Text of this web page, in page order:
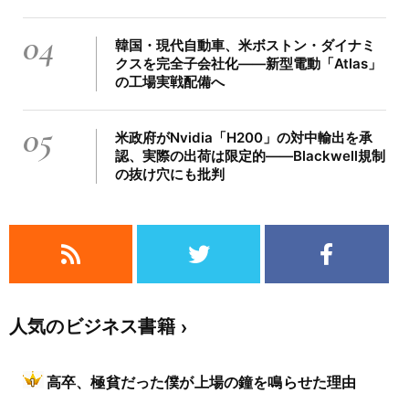
04
韓国・現代自動車、米ボストン・ダイナミ
クスを完全子会社化――新型電動「Atlas」
の工場実戦配備へ
05
米政府がNvidia「H200」の対中輸出を承
認、実際の出荷は限定的――Blackwell規制
の抜け穴にも批判
人気のビジネス書籍
高卒、極貧だった僕が上場の鐘を鳴らせた理由